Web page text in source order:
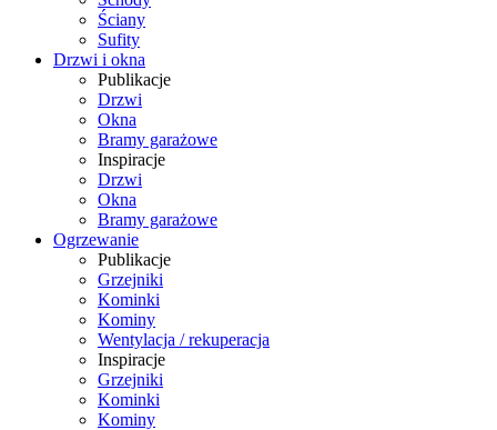
Ściany
Sufity
Drzwi i okna
Publikacje
Drzwi
Okna
Bramy garażowe
Inspiracje
Drzwi
Okna
Bramy garażowe
Ogrzewanie
Publikacje
Grzejniki
Kominki
Kominy
Wentylacja / rekuperacja
Inspiracje
Grzejniki
Kominki
Kominy